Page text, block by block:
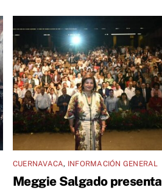
CUERNAVACA, INFORMACIÓN GENERAL
Meggie Salgado presenta